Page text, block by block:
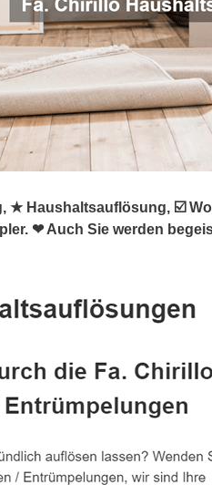
★ Haushaltsauflösung, ☑️
❤ Auch Sie werden